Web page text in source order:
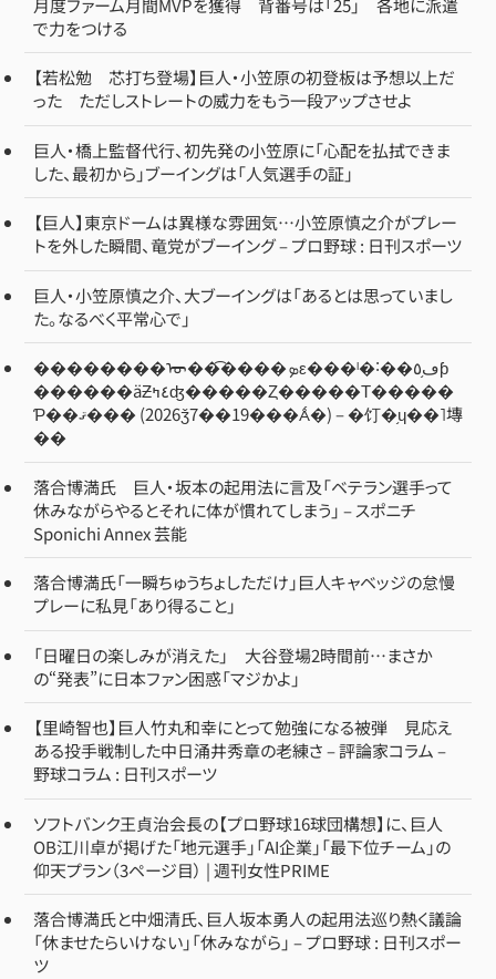
月度ファーム月間MVPを獲得 背番号は「25」 各地に派遣
で力をつける
【若松勉 芯打ち登場】巨人・小笠原の初登板は予想以上だ
った ただしストレートの威力をもう一段アップさせよ
巨人・橋上監督代行、初先発の小笠原に「心配を払拭できま
した、最初から」ブーイングは「人気選手の証」
【巨人】東京ドームは異様な雰囲気…小笠原慎之介がプレー
トを外した瞬間、竜党がブーイング – プロ野球 : 日刊スポーツ
巨人・小笠原慎之介、大ブーイングは「あるとは思っていまし
た。なるべく平常心で」
��������ᡡ��͡����ܤε���ˡ�˸��ڡ֥٥ƥ
������äƵ٤ߤʤ�����Ȥ�����Τ�����
Ƥ��ޤ��� (2026ǯ7��19���Ǻ�) – �饤�֥ɥ��˥塼
��
落合博満氏 巨人・坂本の起用法に言及「ベテラン選手って
休みながらやるとそれに体が慣れてしまう」 – スポニチ
Sponichi Annex 芸能
落合博満氏「一瞬ちゅうちょしただけ」巨人キャベッジの怠慢
プレーに私見「あり得ること」
「日曜日の楽しみが消えた」 大谷登場2時間前…まさか
の“発表”に日本ファン困惑「マジかよ」
【里崎智也】巨人竹丸和幸にとって勉強になる被弾 見応え
ある投手戦制した中日涌井秀章の老練さ – 評論家コラム –
野球コラム : 日刊スポーツ
ソフトバンク王貞治会長の【プロ野球16球団構想】に、巨人
OB江川卓が掲げた「地元選手」「AI企業」「最下位チーム」の
仰天プラン（3ページ目） | 週刊女性PRIME
落合博満氏と中畑清氏、巨人坂本勇人の起用法巡り熱く議論
「休ませたらいけない」「休みながら」 – プロ野球 : 日刊スポー
ツ